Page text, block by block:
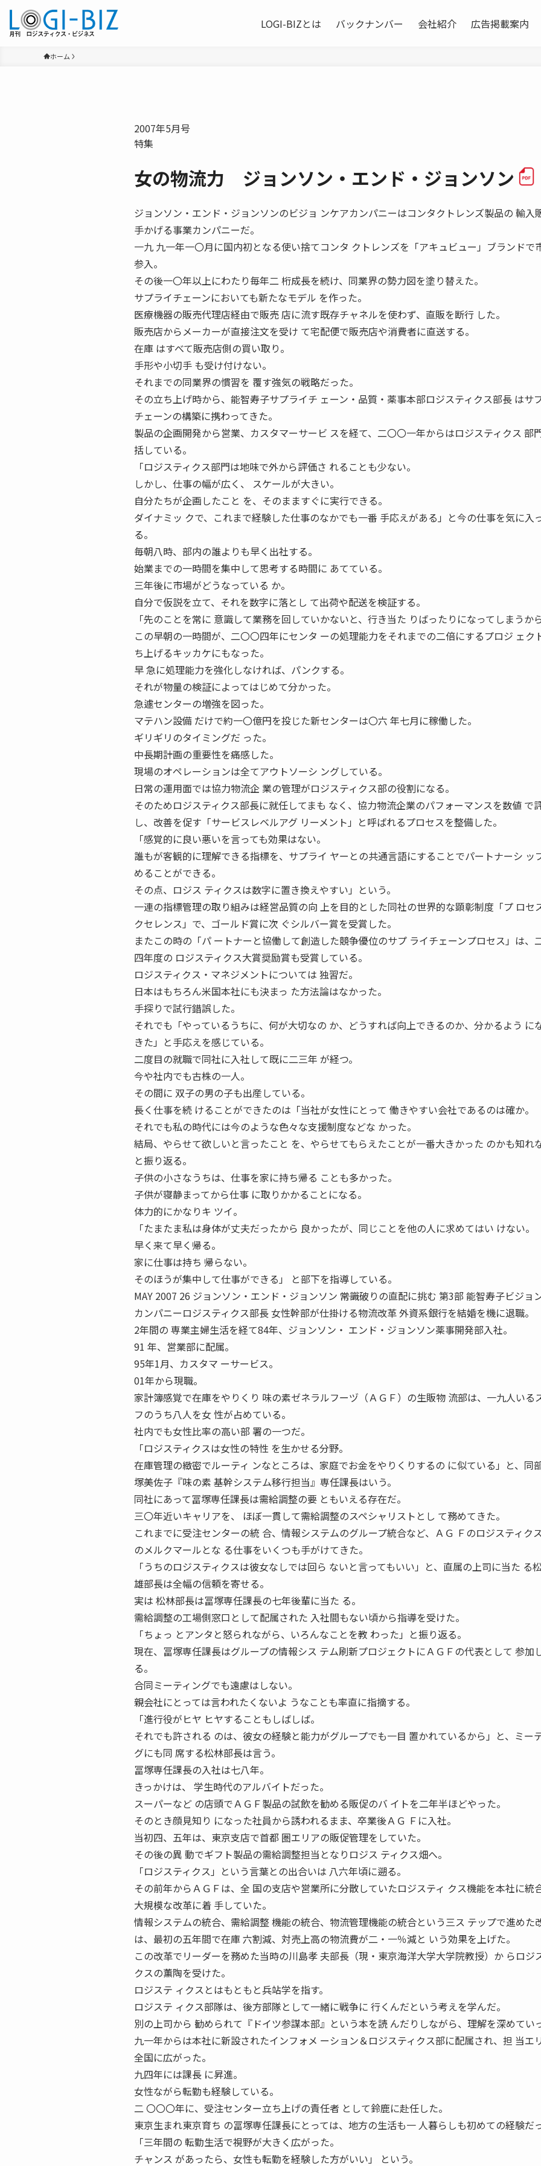
LOGI-BIZとは バックナンバー 会社紹介 広告掲載案内
ホーム
2007年5月号
特集
女の物流力 ジョンソン・エンド・ジョンソン
ジョンソン・エンド・ジョンソンのビジョ ンケアカンパニーはコンタクトレンズ製品の 輸入
手かげる事業カンパニーだ。
一九 九一年一〇月に国内初となる使い捨てコンタ クトレンズを「アキュビュー」ブランドで
参入。
その後一〇年以上にわたり毎年二 桁成長を続け、同業界の勢力図を塗り替えた。
サプライチェーンにおいても新たなモデル を作った。
医療機器の販売代理店経由で販売 店に流す既存チャネルを使わず、直販を断行 した。
販売店からメーカーが直接注文を受け て宅配便で販売店や消費者に直送する。
在庫 はすべて販売店側の買い取り。
手形や小切手 も受け付けない。
それまでの同業界の慣習を 覆す強気の戦略だった。
その立ち上げ時から、能智寿子サプライチ ェーン・品質・薬事本部ロジスティクス部長 はサ
チェーンの構築に携わってきた。
製品の企画開発から営業、カスタマーサービ スを経て、二〇〇一年からはロジスティクス 部
括している。
「ロジスティクス部門は地味で外から評価さ れることも少ない。
しかし、仕事の幅が広く、 スケールが大きい。
自分たちが企画したこと を、そのまますぐに実行できる。
ダイナミッ クで、これまで経験した仕事のなかでも一番 手応えがある」と今の仕事を気に入
る。
毎朝八時、部内の誰よりも早く出社する。
始業までの一時間を集中して思考する時間に あてている。
三年後に市場がどうなっている か。
自分で仮説を立て、それを数字に落とし て出荷や配送を検証する。
「先のことを常に 意識して業務を回していかないと、行き当た りばったりになってしまうから
この早朝の一時間が、二〇〇四年にセンタ ーの処理能力をそれまでの二倍にするプロジ ェク
ち上げるキッカケにもなった。
早 急に処理能力を強化しなければ、パンクする。
それが物量の検証によってはじめて分かった。
急遽センターの増強を図った。
マテハン設備 だけで約一〇億円を投じた新センターは〇六 年七月に稼働した。
ギリギリのタイミングだ った。
中長期計画の重要性を痛感した。
現場のオペレーションは全てアウトソーシ ングしている。
日常の運用面では協力物流企 業の管理がロジスティクス部の役割になる。
そのためロジスティクス部長に就任してまも なく、協力物流企業のパフォーマンスを数値 で
し、改善を促す「サービスレベルアグ リーメント」と呼ばれるプロセスを整備した。
「感覚的に良い悪いを言っても効果はない。
誰もが客観的に理解できる指標を、サプライ ヤーとの共通言語にすることでパートナーシ ッ
めることができる。
その点、ロジス ティクスは数字に置き換えやすい」という。
一連の指標管理の取り組みは経営品質の向 上を目的とした同社の世界的な顕彰制度「プ ロセ
クセレンス」で、ゴールド賞に次 ぐシルバー賞を受賞した。
またこの時の「パ ートナーと協働して創造した競争優位のサプ ライチェーンプロセス」は、
四年度の ロジスティクス大賞奨励賞も受賞している。
ロジスティクス・マネジメントについては 独習だ。
日本はもちろん米国本社にも決まっ た方法論はなかった。
手探りで試行錯誤した。
それでも「やっているうちに、何が大切なの か、どうすれば向上できるのか、分かるよう に
きた」と手応えを感じている。
二度目の就職で同社に入社して既に二三年 が経つ。
今や社内でも古株の一人。
その間に 双子の男の子も出産している。
長く仕事を続 けることができたのは「当社が女性にとって 働きやすい会社であるのは確か。
それでも私の時代には今のような色々な支援制度などな かった。
結局、やらせて欲しいと言ったこと を、やらせてもらえたことが一番大きかった のかも知れ
と振り返る。
子供の小さなうちは、仕事を家に持ち帰る ことも多かった。
子供が寝静まってから仕事 に取りかかることになる。
体力的にかなりキ ツイ。
「たまたま私は身体が丈夫だったから 良かったが、同じことを他の人に求めてはい けない。
早く来て早く帰る。
家に仕事は持ち 帰らない。
そのほうが集中して仕事ができる」 と部下を指導している。
MAY 2007 26 ジョンソン・エンド・ジョンソン ――常識破りの直配に挑む 第3部 能智寿子ビジョ
カンパニーロジスティクス部長 女性幹部が仕掛ける物流改革 外資系銀行を結婚を機に退職。
2年間の 専業主婦生活を経て84年、ジョンソン・ エンド・ジョンソン薬事開発部入社。
91 年、営業部に配属。
95年1月、カスタマ ーサービス。
01年から現職。
家計簿感覚で在庫をやりくり 味の素ゼネラルフーヅ（ＡＧＦ）の生販物 流部は、一九人いる
フのうち八人を女 性が占めている。
社内でも女性比率の高い部 署の一つだ。
「ロジスティクスは女性の特性 を生かせる分野。
在庫管理の緻密でルーティ ンなところは、家庭でお金をやりくりするの に似ている」と、同
塚美佐子『味の素 基幹システム移行担当』専任課長はいう。
同社にあって冨塚専任課長は需給調整の要 ともいえる存在だ。
三〇年近いキャリアを、 ほぼ一貫して需給調整のスペシャリストとし て務めてきた。
これまでに受注センターの統 合、情報システムのグループ統合など、ＡＧ Ｆのロジスティク
のメルクマールとな る仕事をいくつも手がけてきた。
「うちのロジスティクスは彼女なしでは回ら ないと言ってもいい」と、直属の上司に当た る
雄部長は全幅の信頼を寄せる。
実は 松林部長は冨塚専任課長の七年後輩に当た る。
需給調整の工場側窓口として配属された 入社間もない頃から指導を受けた。
「ちょっ とアンタと怒られながら、いろんなことを教 わった」と振り返る。
現在、冨塚専任課長はグループの情報シス テム刷新プロジェクトにＡＧＦの代表として 参加
る。
合同ミーティングでも遠慮はしない。
親会社にとっては言われたくないよ うなことも率直に指摘する。
「進行役がヒヤ ヒヤすることもしばしば。
それでも許される のは、彼女の経験と能力がグループでも一目 置かれているから」と、ミー
グにも同 席する松林部長は言う。
冨塚専任課長の入社は七八年。
きっかけは、 学生時代のアルバイトだった。
スーパーなど の店頭でＡＧＦ製品の試飲を勧める販促のバ イトを二年半ほどやった。
そのとき顔見知り になった社員から誘われるまま、卒業後ＡＧ Ｆに入社。
当初四、五年は、東京支店で首都 圏エリアの販促管理をしていた。
その後の異 動でギフト製品の需給調整担当となりロジス ティクス畑へ。
「ロジスティクス」という言葉との出合いは 八六年頃に遡る。
その前年からＡＧＦは、全 国の支店や営業所に分散していたロジスティ クス機能を本社に統
大規模な改革に着 手していた。
情報システムの統合、需給調整 機能の統合、物流管理機能の統合という三ス テップで進めた
は、最初の五年間で在庫 六割減、対売上高の物流費が二・一％減と いう効果を上げた。
この改革でリーダーを務めた当時の川島孝 夫部長（現・東京海洋大学大学院教授）か らロジ
クスの薫陶を受けた。
ロジステ ィクスとはもともと兵站学を指す。
ロジステ ィクス部隊は、後方部隊として一緒に戦争に 行くんだという考えを学んだ。
別の上司から 勧められて『ドイツ参謀本部』という本を読 んだりしながら、理解を深めてい
九一年からは本社に新設されたインフォメ ーション＆ロジスティクス部に配属され、担 当エ
全国に広がった。
九四年には課長 に昇進。
女性ながら転勤も経験している。
二 〇〇〇年に、受注センター立ち上げの責任者 として鈴鹿に赴任した。
東京生まれ東京育ち の冨塚専任課長にとっては、地方の生活も一 人暮らしも初めての経験だ
「三年間の 転勤生活で視野が大きく広がった。
チャンス があったら、女性も転勤を経験した方がいい」 という。